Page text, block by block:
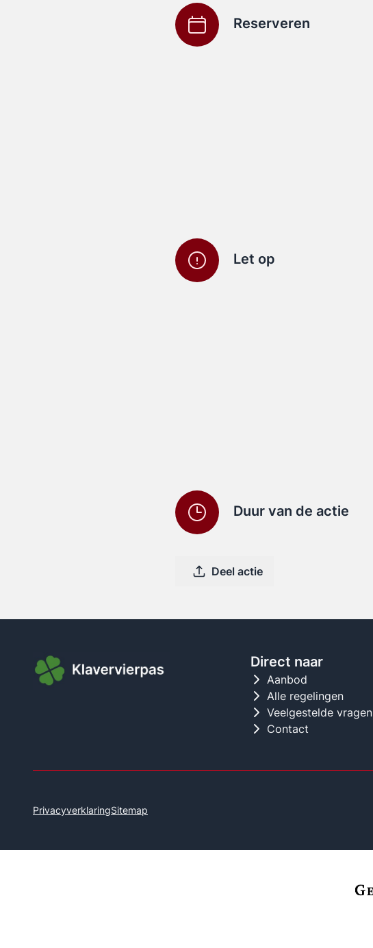
Reserveren
Let op
Duur van de actie
Deel actie
Direct naar
Aanbod
Alle regelingen
Veelgestelde vragen
Contact
PrivacyverklaringSitemap